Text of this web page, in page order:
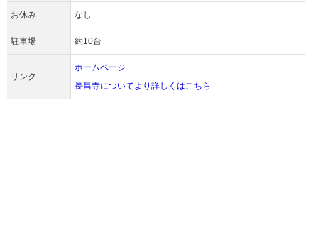
お休み なし
駐車場 約10台
リンク
ホームページ
長昌寺についてより詳しくはこちら